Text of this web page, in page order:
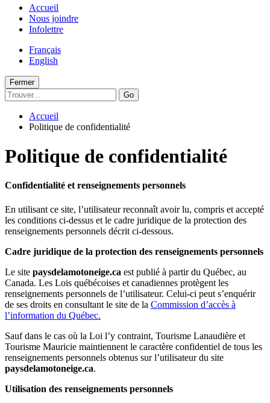
Accueil
Nous joindre
Infolettre
Français
English
Fermer
Go
Accueil
Politique de confidentialité
Politique de confidentialité
Confidentialité et renseignements personnels
En utilisant ce site, l’utilisateur reconnaît avoir lu, compris et accepté
les conditions ci-dessus et le cadre juridique de la protection des
renseignements personnels décrit ci-dessous.
Cadre juridique de la protection des renseignements personnels
Le site paysdelamotoneige.ca est publié à partir du Québec, au
Canada. Les Lois québécoises et canadiennes protègent les
renseignements personnels de l’utilisateur. Celui-ci peut s’enquérir
de ses droits en consultant le site de la Commission d’accès à
l’information du Québec.
Sauf dans le cas où la Loi l’y contraint, Tourisme Lanaudière et
Tourisme Mauricie maintiennent le caractère confidentiel de tous les
renseignements personnels obtenus sur l’utilisateur du site
paysdelamotoneige.ca.
Utilisation des renseignements personnels